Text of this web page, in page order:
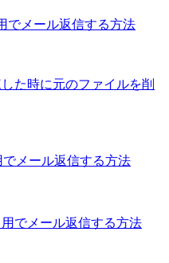
でメール返信する方法
た時に元のファイルを削
メール返信する方法
でメール返信する方法